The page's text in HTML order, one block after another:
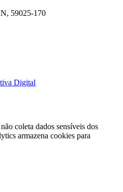
59025-170
coleta dados sensíveis dos
armazena cookies para